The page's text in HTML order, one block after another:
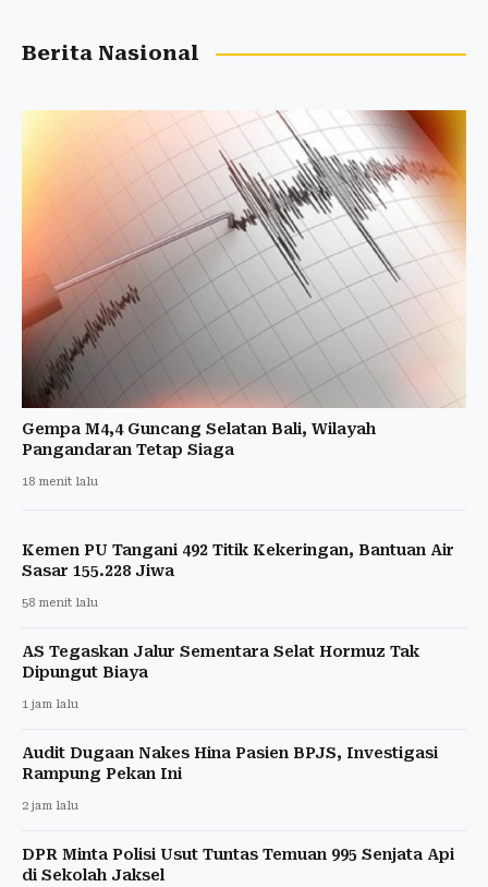
Berita Nasional
Gempa M4,4 Guncang Selatan Bali, Wilayah
Pangandaran Tetap Siaga
18 menit lalu
Kemen PU Tangani 492 Titik Kekeringan, Bantuan Air
Sasar 155.228 Jiwa
58 menit lalu
AS Tegaskan Jalur Sementara Selat Hormuz Tak
Dipungut Biaya
1 jam lalu
Audit Dugaan Nakes Hina Pasien BPJS, Investigasi
Rampung Pekan Ini
2 jam lalu
DPR Minta Polisi Usut Tuntas Temuan 995 Senjata Api
di Sekolah Jaksel